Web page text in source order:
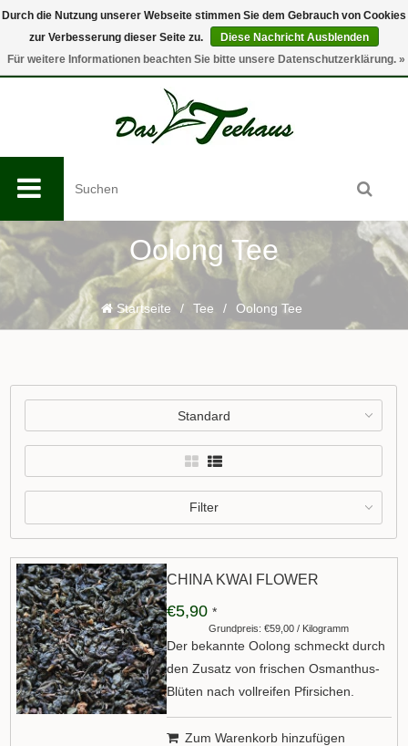
0
Oolong Tee
Startseite / Tee / Oolong Tee
Standard
Filter
CHINA KWAI FLOWER
€5,90 *
Grundpreis: €59,00 / Kilogramm
Der bekannte Oolong schmeckt durch
den Zusatz von frischen Osmanthus-
Blüten nach vollreifen Pfirsichen.
Zum Warenkorb hinzufügen
Durch die Nutzung unserer Webseite stimmen Sie dem Gebrauch von Cookies
zur Verbesserung dieser Seite zu.
Diese Nachricht Ausblenden
Für weitere Informationen beachten Sie bitte unsere Datenschutzerklärung. »